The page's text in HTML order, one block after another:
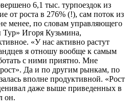
6,1 тыс. турпоездок из
от роста в 276% (!), сам поток из
менее, по словам управляющего
Тур» Игоря Кузьмина,
«У нас активно растут
я отношу вообще к самым
с ними приятно. Мне
Да и по другим рынкам, по
вполне продуктивной. «Рост
даже выше приведенных в
он.